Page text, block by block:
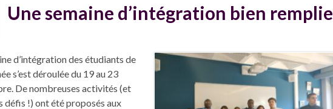
Une semaine d’intégration bien remplie
d’intégration des étudiants de
s’est déroulée du 19 au 23
De nombreuses activités (et
défis !) ont été proposés aux